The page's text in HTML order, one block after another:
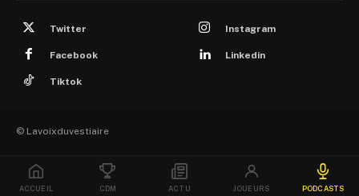
Twitter Instagram
Facebook Linkedin
Tiktok
© Lavoixduvestiaire
ACCUEIL CDM ACTU JOUEURS PODCASTS